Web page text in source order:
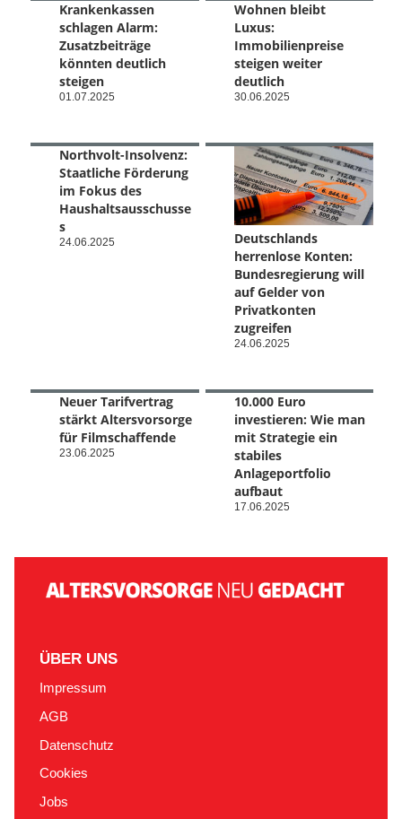
Krankenkassen
schlagen Alarm:
Zusatzbeiträge
könnten deutlich
steigen
01.07.2025
Wohnen bleibt
Luxus:
Immobilienpreise
steigen weiter
deutlich
30.06.2025
Northvolt-Insolvenz:
Staatliche Förderung
im Fokus des
Haushaltsausschusse
s
24.06.2025
Deutschlands
herrenlose Konten:
Bundesregierung will
auf Gelder von
Privatkonten
zugreifen
24.06.2025
Neuer Tarifvertrag
stärkt Altersvorsorge
für Filmschaffende
23.06.2025
10.000 Euro
investieren: Wie man
mit Strategie ein
stabiles
Anlageportfolio
aufbaut
17.06.2025
ÜBER UNS
Impressum
AGB
Datenschutz
Cookies
Jobs